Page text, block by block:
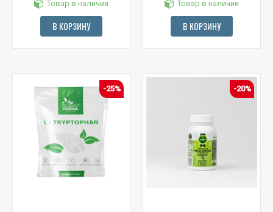
Товар в наличии
В КОРЗИНУ
Товар в наличии
В КОРЗИНУ
-25% -20%